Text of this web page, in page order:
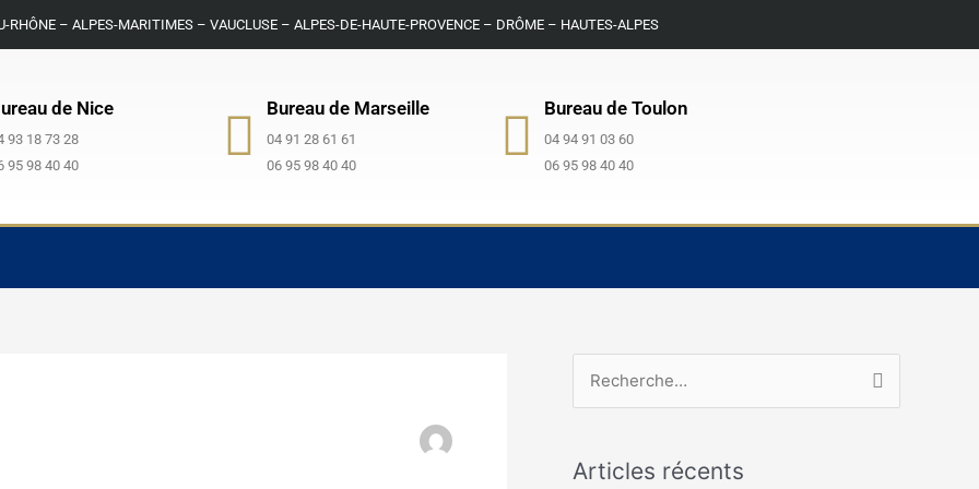
– ALPES-MARITIMES – VAUCLUSE – ALPES-DE-HAUTE-PROVENCE – DRÔME – HAUTES-ALPES
de Nice
93 18 73 28
95 98 40 40
Bureau de Marseille
04 91 28 61 61
06 95 98 40 40
Bureau de Toulon
04 94 91 03 60
06 95 98 40 40
hArticles récents